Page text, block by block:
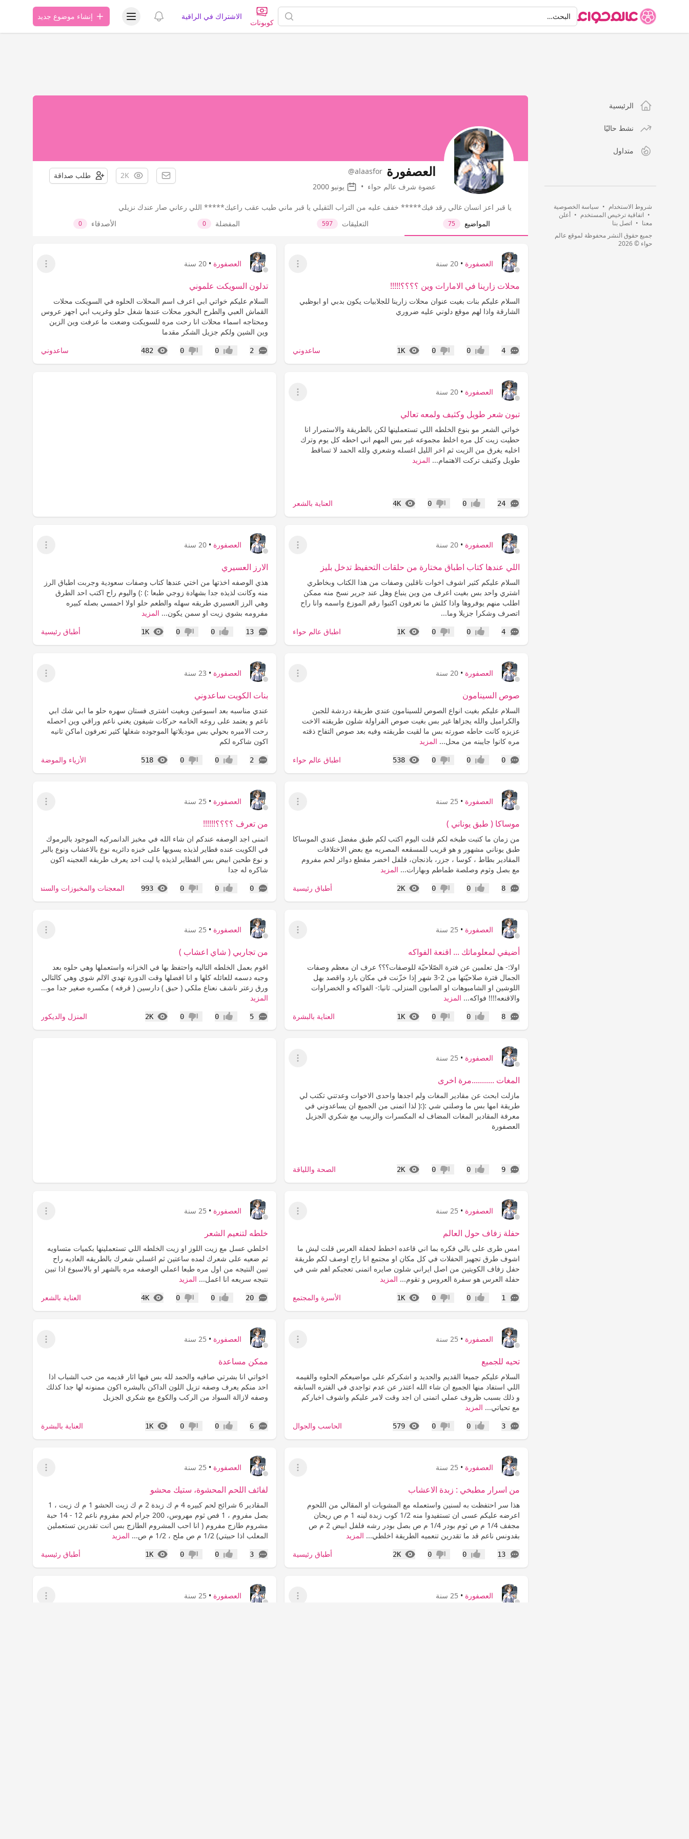
البحثالبحث…
كوبونات
الاشتراك في الراقية عرض الإشعاراتعرض قائمة المستخدمإنشاء موضوع جديد
الرئيسية
نشط حاليًا
متداول
شروط الاستخدام • سياسة الخصوصية
• اتفاقية ترخيص المستخدم • أعلن
معنا • اتصل بنا
جميع حقوق النشر محفوظة لموقع عالم
حواء © 2026
العصفورة @alaasfor
عضوة شرف عالم حواء • يونيو 2000
2K طلب صداقة
يا قبر اعز انسان غالي رقد فيك***** خفف عليه من التراب الثقيلي يا قبر ماني طيب عقب راعيك***** اللي رعاني صار عندك نزيلي
المواضيع
75 التعليقات 597 المفضلة 0 الأصدقاء 0
العصفورة • 20 سنة
عرض القائمة
محلات زارينا في الامارات وين ؟؟؟؟!!!!!
السلام عليكم بنات بغيت عنوان محلات زارينا للجلابيات يكون بدبي او ابوظبي
الشارقة واذا لهم موقع دلوني عليه ضروري
4
التعليقات إعجاب0 عدم إعجاب
0
1K
المشاهدات ساعدوني
العصفورة • 20 سنة
عرض القائمة
تدلون السويكت علموني
السلام عليكم خواتي ابي اعرف اسم المحلات الحلوه في السويكت محلات
القماش العبي والطرح البخور محلات عندها شغل حلو وغريب ابي اجهز عروس
ومحتاجه اسماء محلات انا رحت مره للسويكت وضعت ما عرفت وين الزين
وين الشين ولكم جزيل الشكر مقدما
2
التعليقات إعجاب0 عدم إعجاب
0
482
المشاهدات ساعدوني
العصفورة • 20 سنة
عرض القائمة
تبون شعر طويل وكثيف ولمعه تعالي
خواتي الشعر مو بنوع الخلطه اللي تستعملينها لكن بالطريقة والاستمرار انا
حطيت زيت كل مره اخلط مجموعه غير بس المهم اني احطه كل يوم وترك
اخليه يغرق من الزيت ثم اخر الليل اغسله وشعري ولله الحمد لا تساقط
طويل وكثيف تركت الاهتمام... المزيد
24
التعليقات إعجاب0 عدم إعجاب
0
4K
المشاهدات العناية بالشعر
العصفورة • 20 سنة
عرض القائمة
اللي عندها كتاب اطباق مختارة من حلقات التحفيظ تدخل بليز
السلام عليكم كثير اشوف اخوات ناقلين وصفات من هذا الكتاب وبخاطري
اشتري واحد بس بغيت اعرف من وين ينباع وهل عند جرير نسخ منه ممكن
اطلب منهم يوفروها واذا كلش ما تعرفون اكتبوا رقم الموزع واسمه وانا راح
اتصرف وشكرا جزيلا وما...
4
التعليقات إعجاب0 عدم إعجاب
0
1K
المشاهدات اطباق عالم حواء
العصفورة • 20 سنة
عرض القائمة
الارز العسيري
هذي الوصفه اخذتها من اختي عندها كتاب وصفات سعودية وجربت اطباق الرز
منه وكانت لذيذه جدا بشهادة زوجي طبعا :) :) واليوم راح اكتب احد الطرق
وهي الرز العسيري طريقه سهله والطعم حلو اولا احمسي بصله كبيره
مفرومه بشوي زيت او سمن يكون... المزيد
13
التعليقات إعجاب0 عدم إعجاب
0
1K
المشاهدات أطباق رئيسية
العصفورة • 20 سنة
عرض القائمة
صوص السينامون
السلام عليكم بغيت انواع الصوص للسينامون عندي طريقة دردشة للجبن
والكراميل والله يجزاها غير بس بغيت صوص الفراولة شلون طريقته الاخت
عزيزه كانت حاطه صورته بس ما لقيت طريقته وفيه بعد صوص التفاح ذقته
مره كانوا جايبنه من محل... المزيد
0
التعليقات إعجاب0 عدم إعجاب
0
538
المشاهدات اطباق عالم حواء
العصفورة • 23 سنة
عرض القائمة
بنات الكويت ساعدوني
عندي مناسبه بعد اسبوعين وبغيت اشترى فستان سهره حلو ما ابي شك ابي
ناعم و يعتمد على روعه الخامه حركات شيفون يعني ناعم وراقي وين احصله
رحت الاميره بحولي بس موديلاتها الموجوده شغلها كثير تعرفون اماكن ثانيه
اكون شاكره لكم
2
التعليقات إعجاب0 عدم إعجاب
0
518
المشاهدات الأزياء والموضة
العصفورة • 25 سنة
عرض القائمة
موساكا ( طبق يوناني )
من زمان ما كتبت طبخه لكم قلت اليوم اكتب لكم طبق مفضل عندي الموساكا
طبق يوناني مشهور و هو قريب للمسقعه المصريه مع بعض الاختلافات
المقادير بطاط ، كوسا ، جزر، باذنجان، فلفل اخضر مقطع دوائر لحم مفروم
مع بصل وثوم وصلصة طماطم وبهارات... المزيد
8
التعليقات إعجاب0 عدم إعجاب
0
2K
المشاهدات أطباق رئيسية
العصفورة • 25 سنة
عرض القائمة
من تعرف ؟؟؟؟!!!!!!
اتمنى اجد الوصفه عندكم ان شاء الله في مخبز الدانمركيه الموجود باليرموك
في الكويت عنده فطاير لذيذه يسويها على خبزه دائريه نوع بالاعشاب ونوع بالبر
و نوع طحين ابيض بس الفطاير لذيذه يا ليت احد يعرف طريقه العجينه اكون
شاكره له جدا
0
التعليقات إعجاب0 عدم إعجاب
0
993
المشاهدات المعجنات والمخبوزات والسندويتشات
العصفورة • 25 سنة
عرض القائمة
أضيفي لمعلوماتك ... اقنعة الفواكه
اولا:- هل تعلمين عن فترة الصّلاحيّة للوصفات؟؟؟ عرف ان معظم وصفات
الجمال فترة صلاحيّتها من 2-3 شهر إذا خزّنت في مكان بارد واقصد بهل
اللوشين او الشامبوهات او الصابون المنزلي. ثانيا:- الفواكه و الخضراوات
والاقنعه!!!! فواكه... المزيد
8
التعليقات إعجاب0 عدم إعجاب
0
1K
المشاهدات العناية بالبشرة
العصفورة • 25 سنة
عرض القائمة
من تجاربي ( شاي اعشاب )
اقوم بعمل الخلطه التاليه واحتفظ بها في الخزانه واستعملها وهي حلوه بعد
وجبه دسمه للعائله كلها و انا افضلها وقت الدورة تهدي الالم شوي وهي كالتالي
ورق زعتر ناشف نعناع ملكي ( حبق ) دارسين ( قرفه ) مكسره صغير جدا مو...
المزيد
5
التعليقات إعجاب0 عدم إعجاب
0
2K
المشاهدات المنزل والديكور
العصفورة • 25 سنة
عرض القائمة
المغات ...........مرة اخرى
مازلت ابحث عن مقادير المغات ولم اجدها واحدى الاخوات وعدتني تكتب لي
طريقة امها بس ما وصلني شي :(:( لذا اتمنى من الجميع ان يساعدوني في
معرفة المقادير المغات المضاف له المكسرات والزبيب مع شكري الجزيل
العصفورة
9
التعليقات إعجاب0 عدم إعجاب
0
2K
المشاهدات الصحة واللياقة
العصفورة • 25 سنة
عرض القائمة
حفلة زفاف حول العالم
امس طرى على بالي فكره بما اني قاعده اخطط لحفلة العرس قلت ليش ما
اشوف طرق تجهيز الحفلات في كل مكان او مجتمع انا راح اوصف لكم طريقة
حفل زفاف الكويتين من اصل ايراني شلون صايره اتمنى تعجبكم اهم شي في
حفلة العرس هو سفرة العروس و تقوم... المزيد
1
التعليقات إعجاب0 عدم إعجاب
0
1K
المشاهدات الأسرة والمجتمع
العصفورة • 25 سنة
عرض القائمة
خلطه لتنعيم الشعر
اخلطي عسل مع زيت اللوز او زيت الخلطه اللي تستعملينها بكميات متساويه
ثم ضعيه على شعرك لمده ساعتين ثم اغسلي شعرك بالطريقه العاديه راح
تبين النتيجه من اول مره طبعا اعملي الوصفه مره بالشهر او بالاسبوع اذا تبين
نتيجه سريعه انا اعمل... المزيد
20
التعليقات إعجاب0 عدم إعجاب
0
4K
المشاهدات العناية بالشعر
العصفورة • 25 سنة
عرض القائمة
تحيه للجميع
السلام عليكم جميعا القديم والجديد و اشكركم على مواضيعكم الحلوه والقيمه
اللي استفاد منها الجميع ان شاء الله اعتذر عن عدم تواجدي في الفتره السابقه
و ذلك بسبب ظروف عملي اتمنى ان اجد وقت لامر عليكم واشوف اخباركم
مع تحياتي... المزيد
3
التعليقات إعجاب0 عدم إعجاب
0
579
المشاهدات الحاسب والجوال
العصفورة • 25 سنة
عرض القائمة
ممكن مساعدة
اخواتي انا بشرتي صافيه والحمد لله بس فيها اثار قديمه من حب الشباب اذا
احد منكم يعرف وصفه تزيل اللون الداكن بالبشره اكون ممنونه لها جدا كذلك
وصفه لازالة السواد من الركب والكوع مع شكري الجزيل
6
التعليقات إعجاب0 عدم إعجاب
0
1K
المشاهدات العناية بالبشرة
العصفورة • 25 سنة
عرض القائمة
من اسرار مطبخي : زبدة الاعشاب
هذا سر احتفظت به لسنين واستعمله مع المشويات او المقالي من اللحوم
اعرضه عليكم عسى ان تستفيدوا منه 1/2 كوب زبدة لينه 1 م ص ريحان
مجفف 1/4 م ص ثوم بودر 1/4 م ص بصل بودر رشه فلفل ابيض 2 م ص
بقدونس ناعم قد ما تقدرين تنعميه الطريقة اخلطي... المزيد
13
التعليقات إعجاب0 عدم إعجاب
0
2K
المشاهدات أطباق رئيسية
العصفورة • 25 سنة
عرض القائمة
لفائف اللحم المحشوة، ستيك محشو
المقادير 6 شرائح لحم كبيره 4 م ك زبدة 2 م ك زيت الحشو 1 م ك زيت ، 1
بصل مفروم ، 1 فص ثوم مهروس، 200 جرام لحم مفروم ناعم 12 - 14 حبة
مشروم طازج مفروم ( انا احب المشروم الطازج بس انت تقدرين تستعملين
المعلب اذا حبيتي) 1/2 م ص ملح ، 1/2 م ص...
المزيد
3
التعليقات إعجاب0 عدم إعجاب
0
1K
المشاهدات أطباق رئيسية
العصفورة • 25 سنة
عرض القائمة
العصفورة • 25 سنة
عرض القائمة